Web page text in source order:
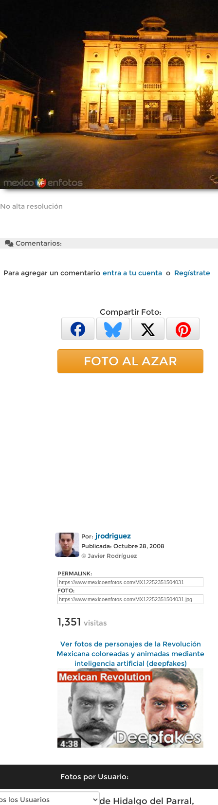
No alta resolución
Comentarios:
Para agregar un comentario entra a tu cuenta o Regístrate
Compartir Foto:
FOTO AL AZAR
Por: jrodriguez
Publicada: Octubre 28, 2008
© Javier Rodríguez
PERMALINK:
FOTO:
1,351 visitas
Ver fotos de personajes de la Revolución
Mexicana coloreadas y animadas mediante
inteligencia artificial (deepfakes)
Fotos por Usuario:
Fotos modernas de Hidalgo del Parral,